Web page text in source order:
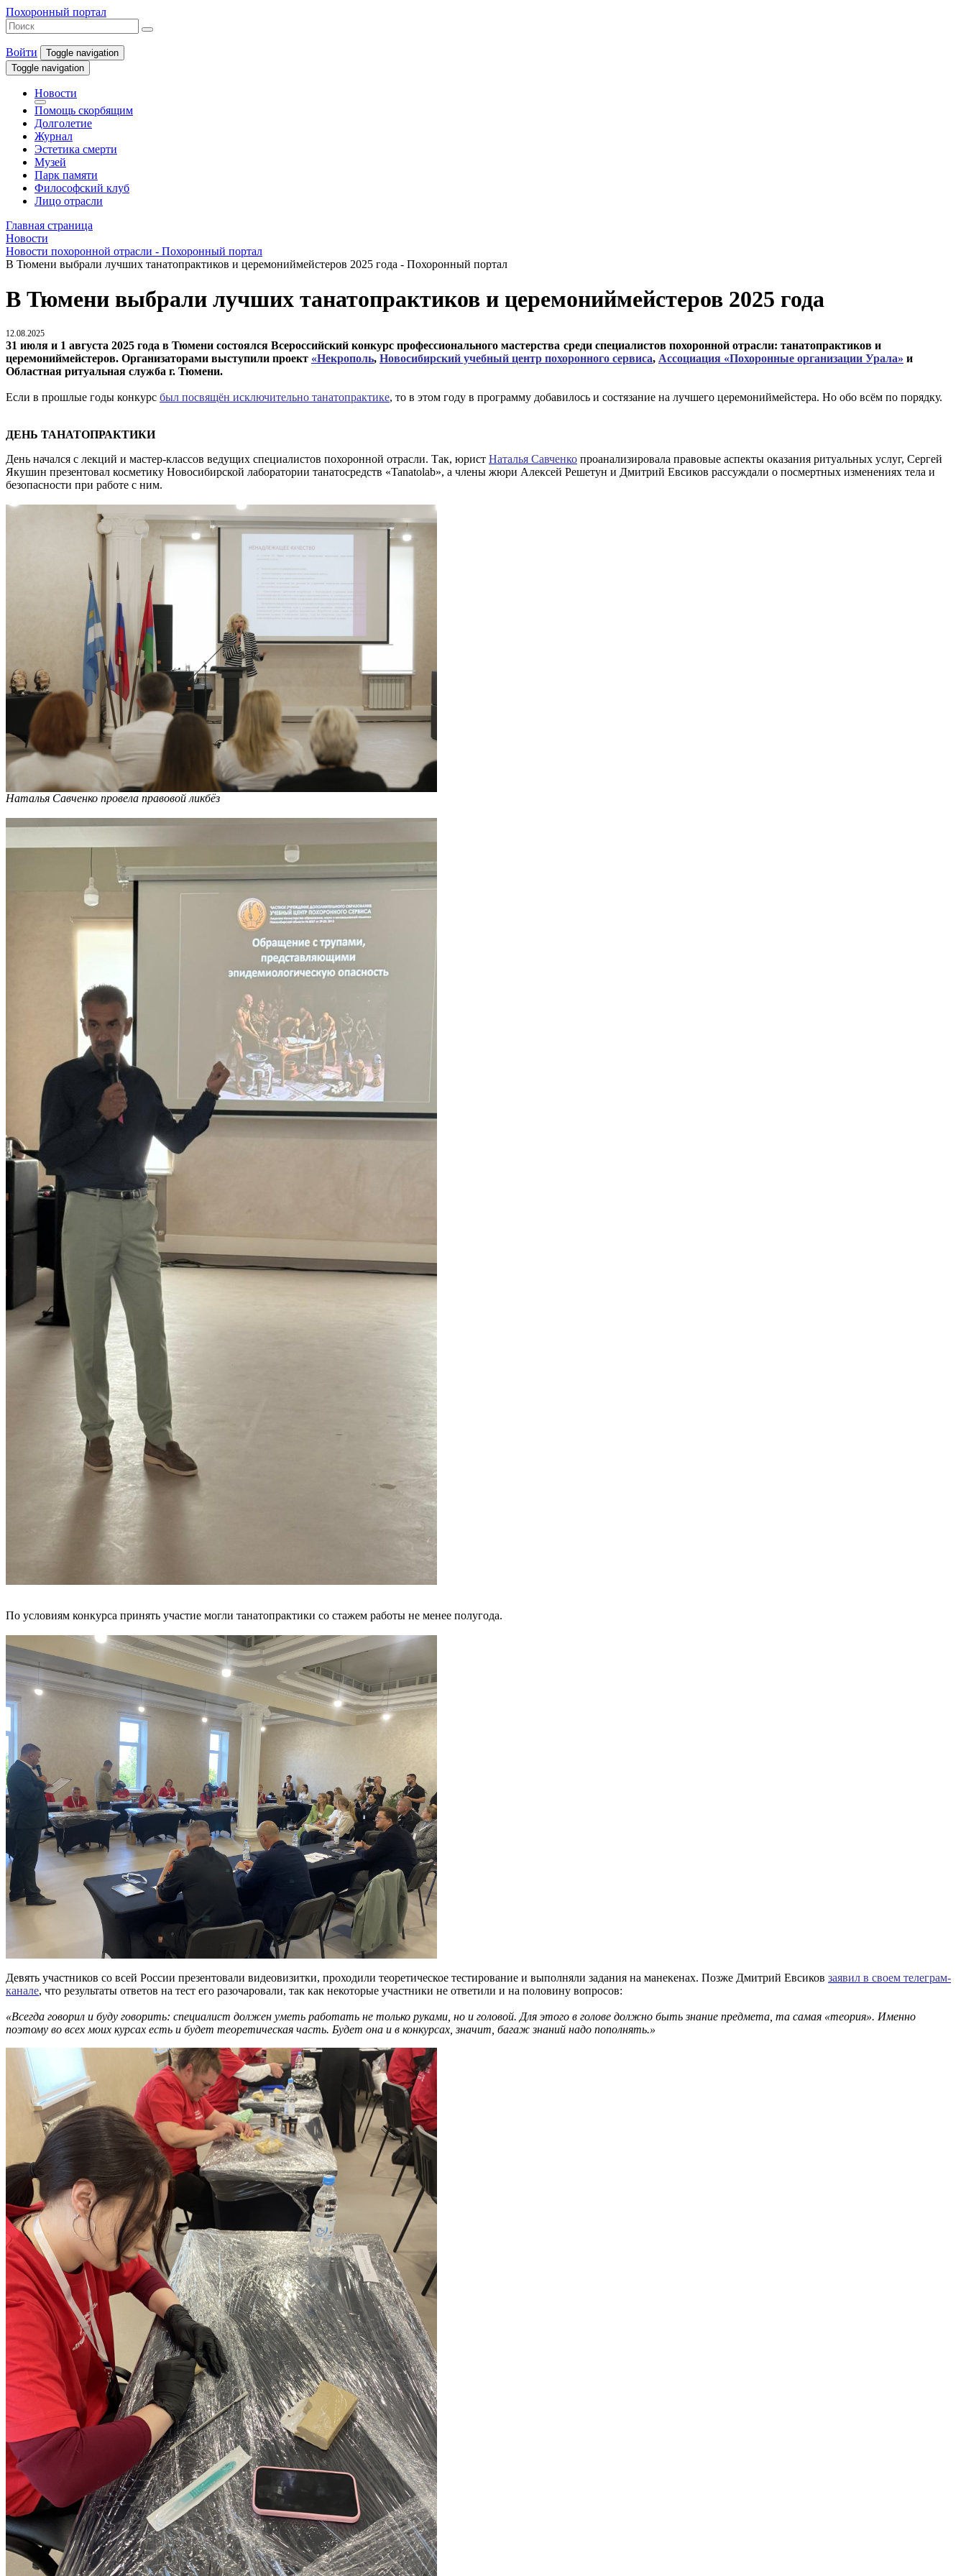
Похоронный портал
Войти
Toggle navigation
Toggle navigation
Новости
Помощь скорбящим
Долголетие
Журнал
Эстетика смерти
Музей
Парк памяти
Философский клуб
Лицо отрасли
Главная страница
Новости
Новости похоронной отрасли - Похоронный портал
В Тюмени выбрали лучших танатопрактиков и церемониймейстеров 2025 года - Похоронный портал
В Тюмени выбрали лучших танатопрактиков и церемониймейстеров 2025 года
12.08.2025
31 июля и 1 августа 2025 года в Тюмени состоялся Всероссийский конкурс профессионального мастерства среди специалистов похоронной отрасли: танатопрактиков и
церемониймейстеров. Организаторами выступили проект «Некрополь, Новосибирский учебный центр похоронного сервиса, Ассоциация «Похоронные организации Урала» и
Областная ритуальная служба г. Тюмени.
Если в прошлые годы конкурс был посвящён исключительно танатопрактике, то в этом году в программу добавилось и состязание на лучшего церемониймейстера. Но обо всём по порядку.
ДЕНЬ ТАНАТОПРАКТИКИ
День начался с лекций и мастер-классов ведущих специалистов похоронной отрасли. Так, юрист Наталья Савченко проанализировала правовые аспекты оказания ритуальных услуг, Сергей
Якушин презентовал косметику Новосибирской лаборатории танатосредств «Tanatolab», а члены жюри Алексей Решетун и Дмитрий Евсиков рассуждали о посмертных изменениях тела и
безопасности при работе с ним.
Наталья Савченко провела правовой ликбёз
По условиям конкурса принять участие могли танатопрактики со стажем работы не менее полугода.
Девять участников со всей России презентовали видеовизитки, проходили теоретическое тестирование и выполняли задания на манекенах. Позже Дмитрий Евсиков заявил в своем телеграм-
канале, что результаты ответов на тест его разочаровали, так как некоторые участники не ответили и на половину вопросов:
«Всегда говорил и буду говорить: специалист должен уметь работать не только руками, но и головой. Для этого в голове должно быть знание предмета, та самая «теория». Именно
поэтому во всех моих курсах есть и будет теоретическая часть. Будет она и в конкурсах, значит, багаж знаний надо пополнять.»